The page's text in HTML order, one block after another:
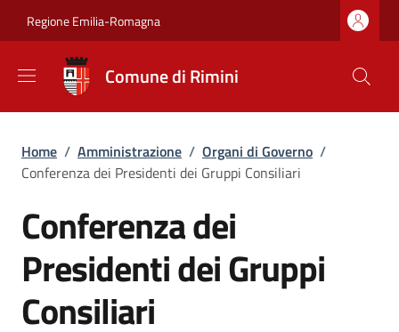
Regione Emilia-Romagna
Comune di Rimini
Briciole di pane
Home / Amministrazione / Organi di Governo /
Conferenza dei Presidenti dei Gruppi Consiliari
Conferenza dei
Presidenti dei Gruppi
Consiliari